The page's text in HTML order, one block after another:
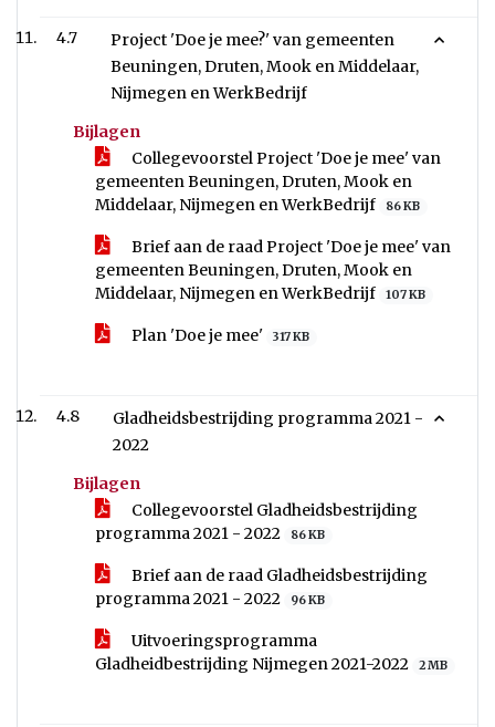
4.7
Project 'Doe je mee?' van gemeenten
Beuningen, Druten, Mook en Middelaar,
Nijmegen en WerkBedrijf
Bijlagen
Collegevoorstel Project 'Doe je mee' van
gemeenten Beuningen, Druten, Mook en
Middelaar, Nijmegen en WerkBedrijf
86 KB
Brief aan de raad Project 'Doe je mee' van
gemeenten Beuningen, Druten, Mook en
Middelaar, Nijmegen en WerkBedrijf
107 KB
Plan 'Doe je mee' 317 KB
4.8
Gladheidsbestrijding programma 2021 -
2022
Bijlagen
Collegevoorstel Gladheidsbestrijding
programma 2021 - 2022
86 KB
Brief aan de raad Gladheidsbestrijding
programma 2021 - 2022
96 KB
Uitvoeringsprogramma
Gladheidbestrijding Nijmegen 2021-2022
2 MB